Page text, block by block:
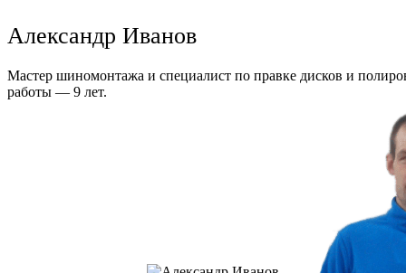
Александр Иванов
Мастер шиномонтажа и специалист по правке дисков и
работы — 9 лет.